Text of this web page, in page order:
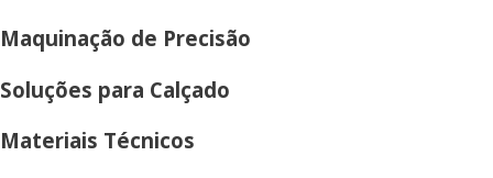
Maquinação de Precisão
Soluções para Calçado
Materiais Técnicos